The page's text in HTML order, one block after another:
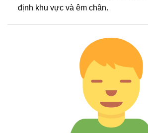
định khu vực và êm chân.